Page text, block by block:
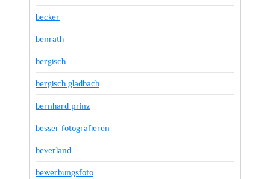
becker
benrath
bergisch
bergisch gladbach
bernhard prinz
besser fotografieren
beverland
bewerbungsfoto